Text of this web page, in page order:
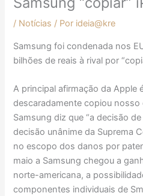
/ Notícias / Por ideia@kre
Samsung foi condenada nos
bilhões de reais à rival por
A principal afirmação da Apple
descaradamente copiou nosso
Samsung diz que “a decisão
decisão unânime da Suprema
no escopo dos danos por
maio a Samsung chegou a
norte-americana, a
componentes individuais de